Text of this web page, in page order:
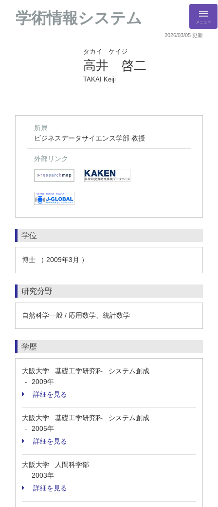
学術情報システム メニュー
2026/03/05 更新
タカイ ケイジ
高井 啓二
TAKAI Keiji
所属
ビジネスデータサイエンス学部 教授
外部リンク
学位
博士 （ 2009年3月 ）
研究分野
自然科学一般 / 応用数学、統計数学
学歴
大阪大学 基礎工学研究科 システム創成
-
2009年
詳細を見る
大阪大学 基礎工学研究科 システム創成
-
2005年
詳細を見る
大阪大学 人間科学部
-
2003年
詳細を見る